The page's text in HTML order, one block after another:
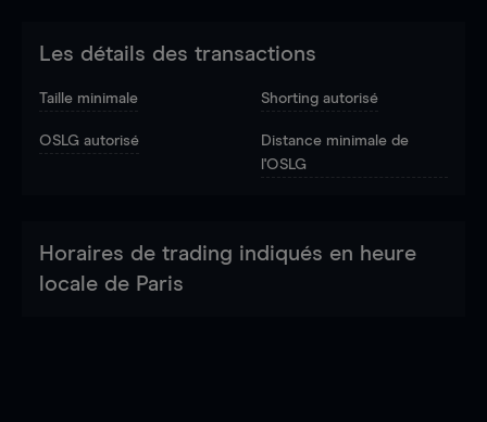
Les détails des transactions
Taille minimale Shorting autorisé
OSLG autorisé
Distance minimale de
l'OSLG
Horaires de trading indiqués en heure
locale de Paris